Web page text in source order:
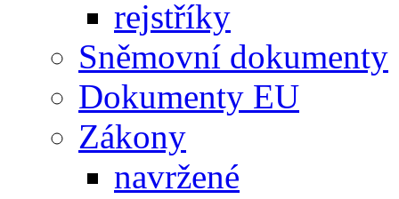
rejstříky
Sněmovní dokumenty
Dokumenty EU
Zákony
navržené